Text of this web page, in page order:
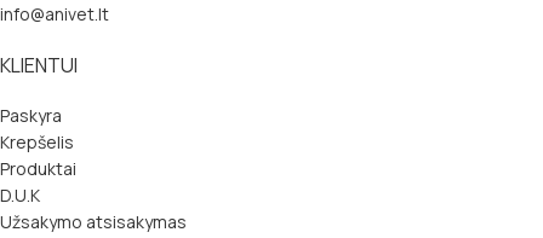
info@anivet.lt
KLIENTUI
Paskyra
Krepšelis
Produktai
D.U.K
Užsakymo atsisakymas